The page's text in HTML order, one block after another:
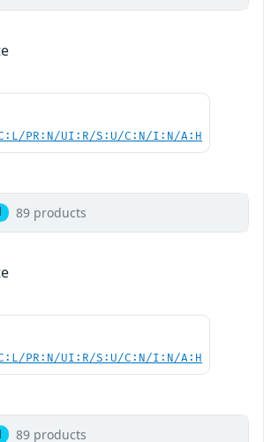
PR:N/UI:R/S:U/C:N/I:N/A:H
89 products
PR:N/UI:R/S:U/C:N/I:N/A:H
89 products